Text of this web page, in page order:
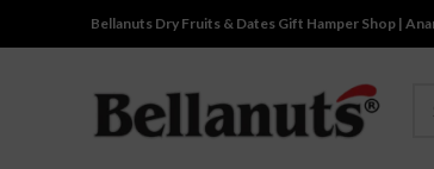
Bellanuts Dry Fruits & Dates Gift Hamper Shop |